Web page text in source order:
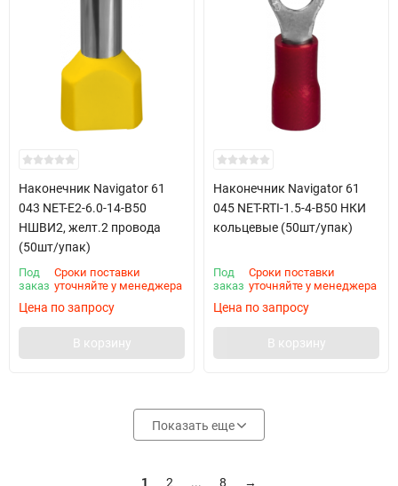
Наконечник Navigator 61
043 NET-E2-6.0-14-B50
НШВИ2, желт.2 провода
(50шт/упак)
Под
заказ
Сроки поставки
уточняйте у менеджера
Цена по запросу
В корзину
Наконечник Navigator 61
045 NET-RTI-1.5-4-B50 НКИ
кольцевые (50шт/упак)
Под
заказ
Сроки поставки
уточняйте у менеджера
Цена по запросу
В корзину
Показать еще
1 2 ... 8 →